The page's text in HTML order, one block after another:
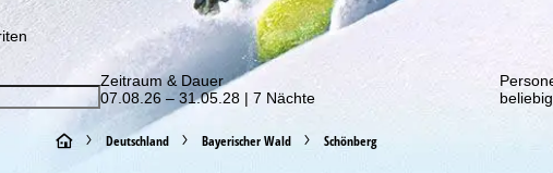
Zeitraum & Dauer
07.08.26 – 31.05.28 | 7 Nächte
beliebig
S Deutschland Bayerischer Wald Schönberg